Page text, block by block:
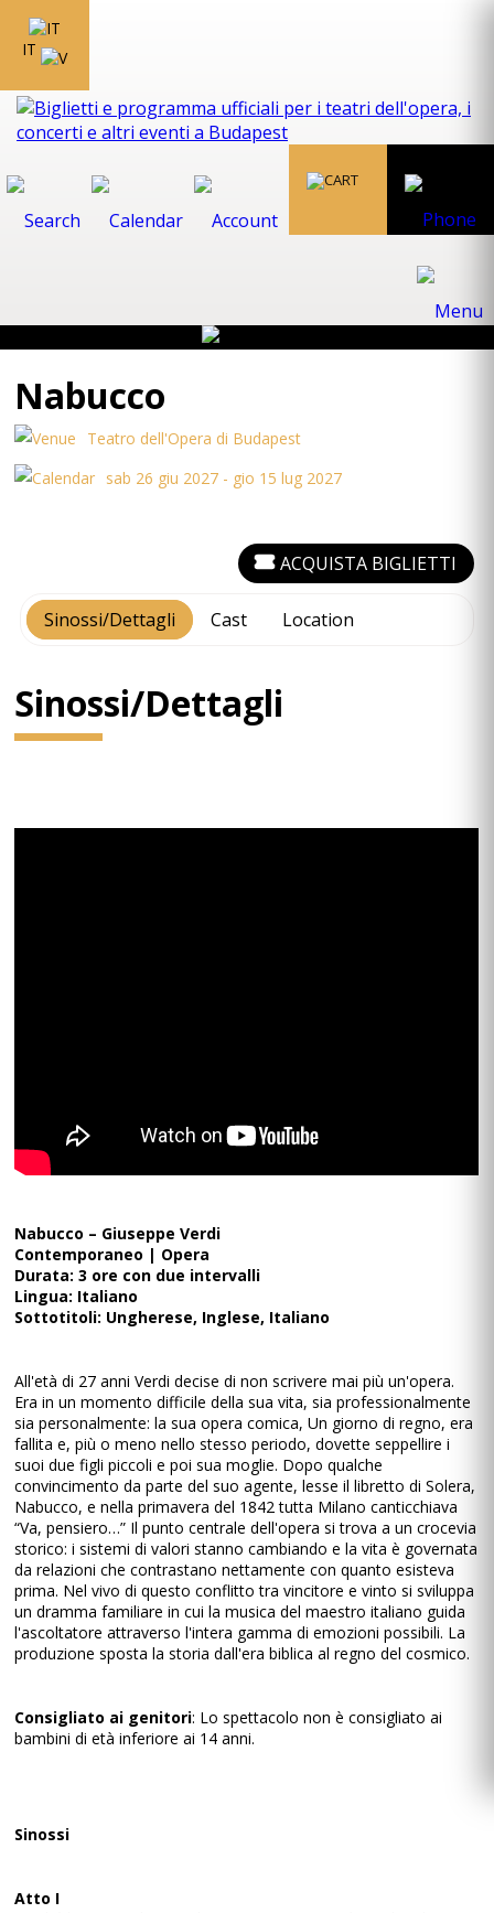
IT
Nabucco
Teatro dell'Opera di Budapest
sab 26 giu 2027 - gio 15 lug 2027
Sinossi/Dettagli Cast Location
ACQUISTA BIGLIETTI
Sinossi/Dettagli
Nabucco – Giuseppe Verdi
Contemporaneo | Opera
Durata: 3 ore con due intervalli
Lingua: Italiano
Sottotitoli: Ungherese, Inglese, Italiano
All'età di 27 anni Verdi decise di non scrivere mai più un'opera.
Era in un momento difficile della sua vita, sia professionalmente
sia personalmente: la sua opera comica, Un giorno di regno, era
fallita e, più o meno nello stesso periodo, dovette seppellire i
suoi due figli piccoli e poi sua moglie. Dopo qualche
convincimento da parte del suo agente, lesse il libretto di Solera,
Nabucco, e nella primavera del 1842 tutta Milano canticchiava
“Va, pensiero…” Il punto centrale dell'opera si trova a un crocevia
storico: i sistemi di valori stanno cambiando e la vita è governata
da relazioni che contrastano nettamente con quanto esisteva
prima. Nel vivo di questo conflitto tra vincitore e vinto si sviluppa
un dramma familiare in cui la musica del maestro italiano guida
l'ascoltatore attraverso l'intera gamma di emozioni possibili. La
produzione sposta la storia dall'era biblica al regno del cosmico.
Consigliato ai genitori: Lo spettacolo non è consigliato ai
bambini di età inferiore ai 14 anni.
Sinossi
Atto I